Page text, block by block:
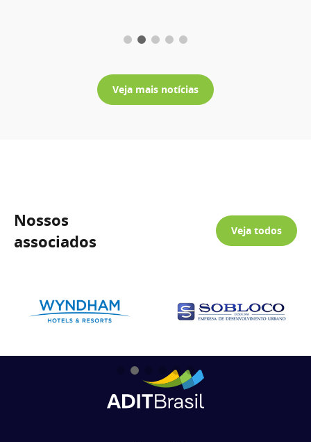
Veja mais notícias
Nossos
associados
Veja todos